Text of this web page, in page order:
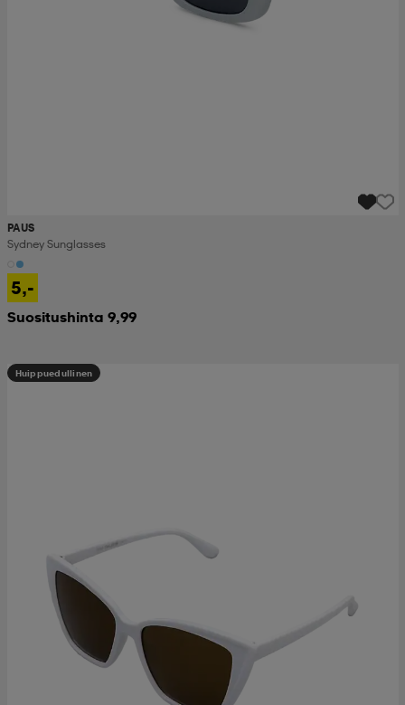
PAUS
Sydney Sunglasses
5,-
Suositushinta 9,99
Huippuedullinen